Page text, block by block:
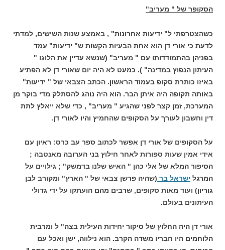
הסקופר של " מעריב"
כשהצטרפתי ל" ידיעות אחרונות" , באמצע שנות השישים, למדתי
לדעת כי אורי דן הוא אחת הבעיות הקשות ש" ידיעות" עמד
בפניהן בהתמודדותו עם " מעריב" (שנשא עדיין את הלוגו "
העיתון הנפוץ במדינה" ). כמעט לא היה יום שאורי דן לא הפתיע
באיזו כותרת סקופ בעמוד הראשון. הכתב הצבאי של " ידיעות"
באותה תקופה היה איתן הבר. הוא היה נוהג להסתלק מדי בוקר מן
המערכת, זמן קצר לפני שהגיע " מעריב" , כדי שלא ייאלץ לתת
דין וחשבון לעורך על הסקופים שהחמיץ והיו לאורי דן.
על הסקופים של אורי דן אפשר לכתוב ספר עב כרס: ראיון עם
אידי אמין שעות ספורות לאחר חילוץ בני הערובה מאנטבה ;
הסיפור המלא של אלי כהן " האיש שלנו בדמשק" ; גילויים על
המרגל ישראל בר (שהיה פרשן צבאי של " הארץ" ומקורב לבן
גוריון) ועוד מאות סקופים, שרבים מהם הועתקו על ידי גדולי
העיתונים בעולם.
אורי דן היה החלוץ של סיקור יחידות העילית בצה" ל ומרבית
הלוחמים היו חבריו משדה הקרב. הוא נילווה, ישן ואכל עם